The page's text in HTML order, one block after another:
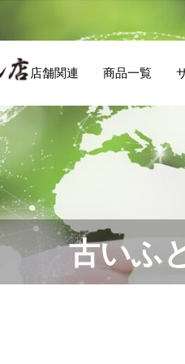
店舗関連 商品一覧
古いふ